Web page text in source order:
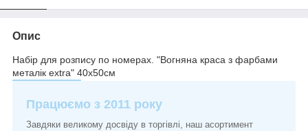
Опис
Набір для розпису по номерах. "Вогняна краса з фарбами
металік extra" 40х50см
Працюємо з 2011 року
Завдяки великому досвіду в торгівлі, наш асортимент